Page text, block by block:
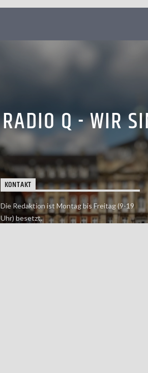
RADIO Q - WIR
KONTAKT
Die Redaktion ist Montag bis Freitag (9-19
Uhr) besetzt.